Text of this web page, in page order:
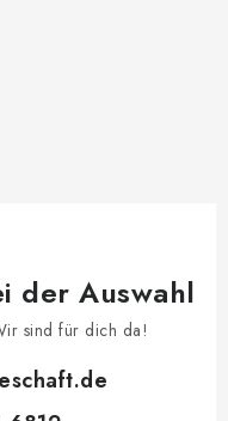
der Auswahl
sind für dich da!